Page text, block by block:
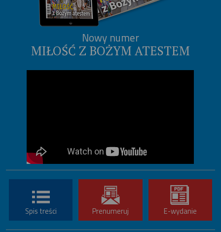
Nowy numer
MIŁOŚĆ Z BOŻYM ATESTEM
Spis treści Prenumeruj E-wydanie